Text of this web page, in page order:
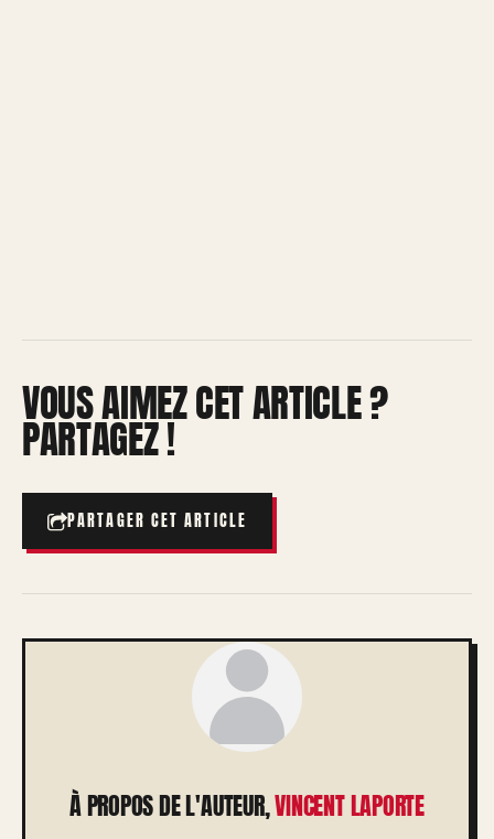
VOUS AIMEZ CET ARTICLE ?
PARTAGEZ !
PARTAGER CET ARTICLE
À PROPOS DE L'AUTEUR,VINCENT LAPORTE